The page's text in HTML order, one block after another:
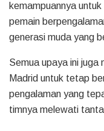
kemampuannya
pemain
generasi muda yang
Semua upaya ini juga
Madrid untuk tetap
pengalaman yang
timnya melewati